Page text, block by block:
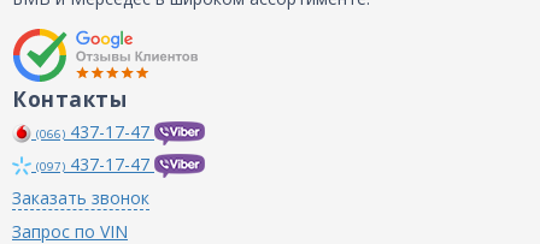
Контакты
(066) 437-17-47
(097) 437-17-47
Заказать звонок
Запрос по VIN